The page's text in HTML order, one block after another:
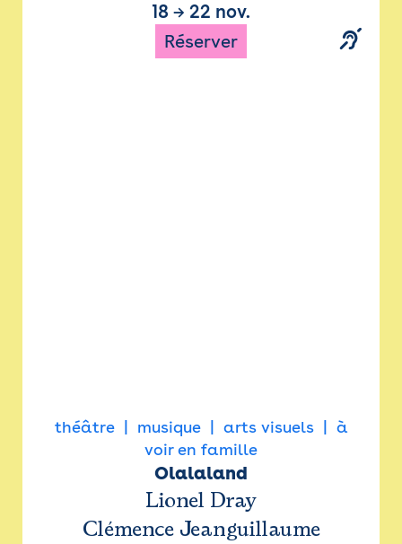
18 → 22 nov.
Réserver
théâtre musique arts visuels
à
voir en famille
Olalaland
Lionel Dray
Clémence Jeanguillaume